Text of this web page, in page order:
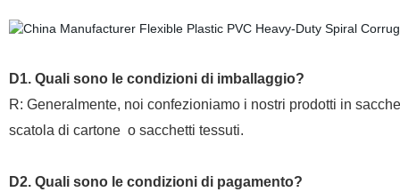
D1. Quali sono le condizioni di imballaggio?
R: Generalmente, noi confezioniamo i nostri prodotti in
scatola di cartone o sacchetti tessuti.
D2. Quali sono le condizioni di pagamento?